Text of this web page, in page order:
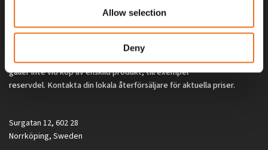
Allow selection
Deny
Alla priser på tillbehör och tillval gäller vid köp av ny maskin. Priserna
gäller inte vid köp av enskild produkt, till exempel
reservdel. Kontakta din lokala återförsäljare för aktuella priser.
Surgatan 12, 602 28
Norrköping, Sweden